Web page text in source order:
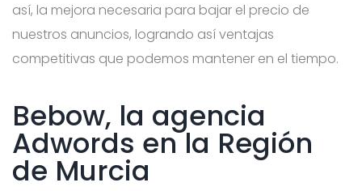
así, la mejora necesaria para bajar el precio de
nuestros anuncios, logrando así ventajas
competitivas que podemos mantener en el tiempo.
Bebow, la agencia
Adwords en la Región
de Murcia